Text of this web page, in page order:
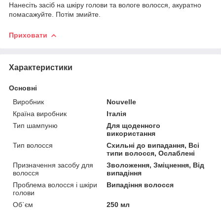
Нанесіть засіб на шкіру голови та вологе волосся, акуратно
помасажуйте. Потім змийте.
Приховати
Характеристики
Основні
Виробник
Nouvelle
Країна виробник
Італія
Тип шампуню
Для щоденного
використання
Тип волосся
Схильні до випадання, Всі
типи волосся, Ослаблені
Призначення засобу для
волосся
Зволоження, Зміцнення, Від
випадіння
Проблема волосся і шкіри
голови
Випадіння волосся
Об`єм
250 мл